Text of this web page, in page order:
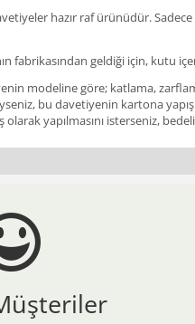
hazır raf ürünüdür.
fabrikasından geldiği için, kutu
modeline göre; katlama,
bu davetiyenin kartona
yapılmasını isterseniz,